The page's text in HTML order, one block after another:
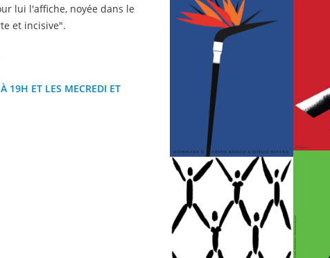
lui l'affiche, noyée dans le
et incisive".
19H ET LES MECREDI ET